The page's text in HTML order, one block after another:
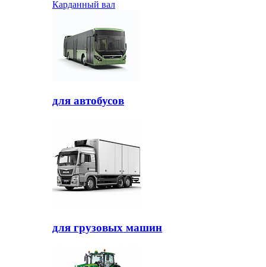
Карданный вал
для автобусов
для грузовых машин